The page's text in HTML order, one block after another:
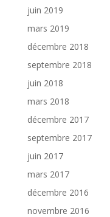
juin 2019
mars 2019
décembre 2018
septembre 2018
juin 2018
mars 2018
décembre 2017
septembre 2017
juin 2017
mars 2017
décembre 2016
novembre 2016